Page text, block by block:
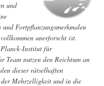
und
Fortpflanzungsmerkmalen
unerforscht ist.
Institut für
Team nutzen den Reichtum an
dieser rätselhaften
Mehrzelligkeit und in die